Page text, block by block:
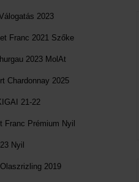
2023
Franc 2021 Szőke
2023 MolAt
Chardonnay 2025
21-22
Franc Prémium Nyil
Nyil
2019